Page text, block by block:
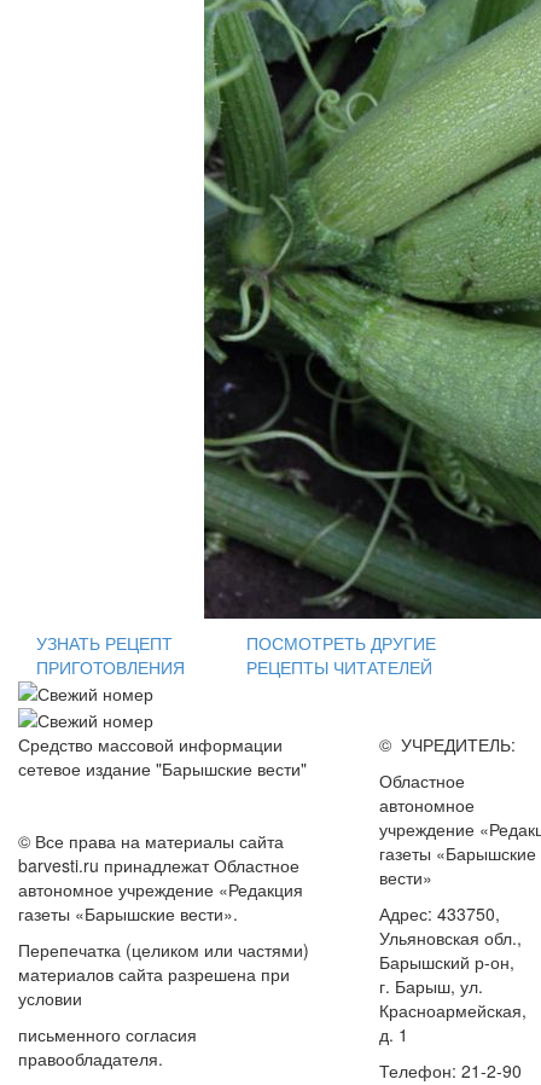
УЗНАТЬ РЕЦЕПТ
ПРИГОТОВЛЕНИЯ
ПОСМОТРЕТЬ ДРУГИЕ
РЕЦЕПТЫ ЧИТАТЕЛЕЙ
Средство массовой информации
сетевое издание "Барышские вести"
© Все права на материалы сайта
barvesti.ru принадлежат Областное
автономное учреждение «Редакция
газеты «Барышские вести».
Перепечатка (целиком или частями)
материалов сайта разрешена при
условии
письменного согласия
правообладателя.
© УЧРЕДИТЕЛЬ:
Областное
автономное
учреждение
газеты «Барышские
вести»
Адрес: 433750,
Ульяновская обл.,
Барышский р-он,
г. Барыш, ул.
Красноармейская,
д. 1
Телефон: 21-2-90